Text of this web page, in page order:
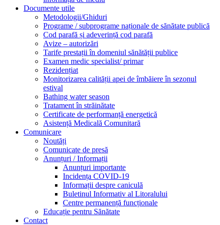
Documente utile
Metodologii/Ghiduri
Programe / subprograme naționale de sănătate publică
Cod parafă și adeverință cod parafă
Avize – autorizări
Tarife prestații în domeniul sănătății publice
Examen medic specialist/ primar
Rezidențiat
Monitorizarea calității apei de îmbăiere în sezonul
estival
Bathing water season
Tratament în străinătate
Certificate de performanță energetică
Asistență Medicală Comunitară
Comunicare
Noutăți
Comunicate de presă
Anunțuri / Informații
Anunțuri importante
Incidența COVID-19
Informații despre caniculă
Buletinul Informativ al Litoralului
Centre permanență funcționale
Educație pentru Sănătate
Contact